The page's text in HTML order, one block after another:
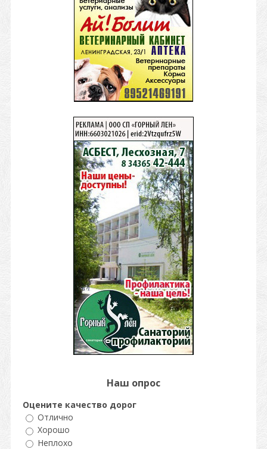
Наш опрос
Оцените качество дорог
Отлично
Хорошо
Неплохо